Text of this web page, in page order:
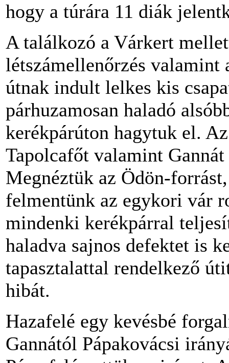
hogy a túrára 11 diák
A találkozó a Várkert
létszámellenőrzés valamint
útnak indult lelkes kis
párhuzamosan haladó
kerékpárúton hagytuk el.
Tapolcafőt valamint
Megnéztük az Ödön-
felmentünk az egykori vár
mindenki kerékpárral
haladva sajnos defektet is
tapasztalattal rendelkező
hibát.
Hazafelé egy kevésbé
Gannától Pápakovácsi